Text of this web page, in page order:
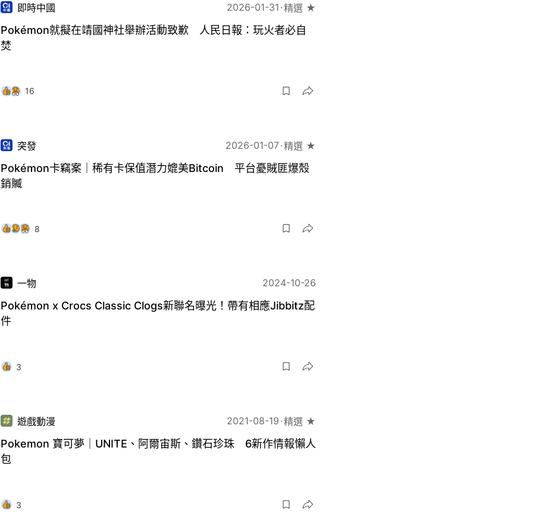
即時中國 2026-01-31 精選 ★
Pokémon就擬在靖國神社舉辦活動致歉 人民日報：玩火者必自
焚
16
突發 2026-01-07 精選 ★
Pokémon卡竊案｜稀有卡保值潛力媲美Bitcoin 平台憂賊匪爆殼
銷贓
8
一物 2024-10-26
Pokémon x Crocs Classic Clogs新聯名曝光！帶有相應Jibbitz配
件
3
遊戲動漫 2021-08-19 精選 ★
Pokemon 寶可夢｜UNITE、阿爾宙斯、鑽石珍珠 6新作情報懶人
包
3